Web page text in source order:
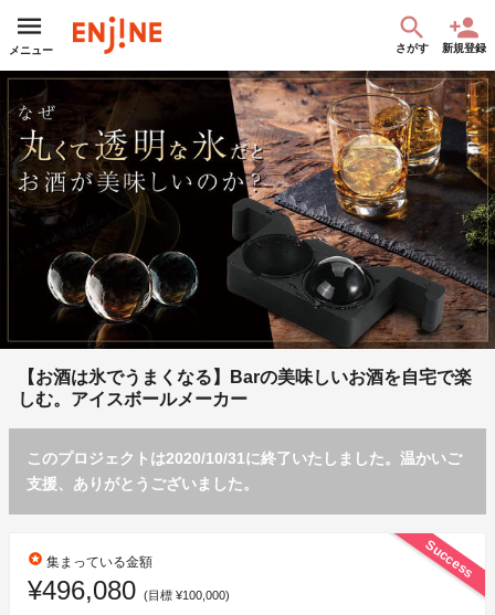
メニュー さがす 新規登録
【お酒は氷でうまくなる】Barの美味しいお酒を自宅で楽
しむ。アイスボールメーカー
このプロジェクトは2020/10/31に終了いたしました。温かいご
支援、ありがとうございました。
Success
stars 集まっている金額
¥496,080 (目標 ¥100,000)